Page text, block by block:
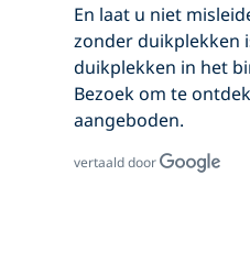
En laat u niet
zonder duikplekken
duikplekken in het
Bezoek om te
aangeboden.
vertaald door